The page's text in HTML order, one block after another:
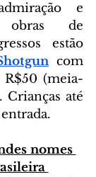
e
obras de
estão
com
(meia-
Crianças até
nomes